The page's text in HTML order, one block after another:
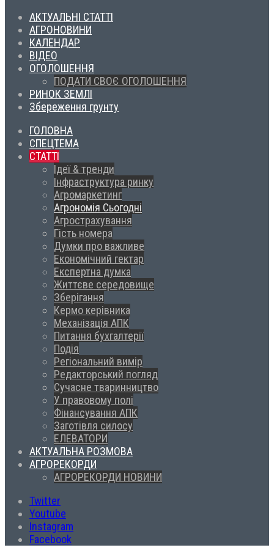
АКТУАЛЬНІ СТАТТІ
АГРОНОВИНИ
КАЛЕНДАР
ВІДЕО
ОГОЛОШЕННЯ
ПОДАТИ СВОЄ ОГОЛОШЕННЯ
РИНОК ЗЕМЛІ
Збереження грунту
ГОЛОВНА
СПЕЦТЕМА
СТАТТІ
Ідеї & тренди
Інфраструктура ринку
Агромаркетинг
Агрономія Сьогодні
Агрострахування
Гість номера
Думки про важливе
Економічний гектар
Експертна думка
Життєве середовище
Зберігання
Кермо керівника
Механізація АПК
Питання бухгалтерії
Подія
Регіональний вимір
Редакторський погляд
Сучасне тваринництво
У правовому полі
Фінансування АПК
Заготівля силосу
ЕЛЕВАТОРИ
АКТУАЛЬНА РОЗМОВА
АГРОРЕКОРДИ
АГРОРЕКОРДИ НОВИНИ
Twitter
Youtube
Instagram
Facebook